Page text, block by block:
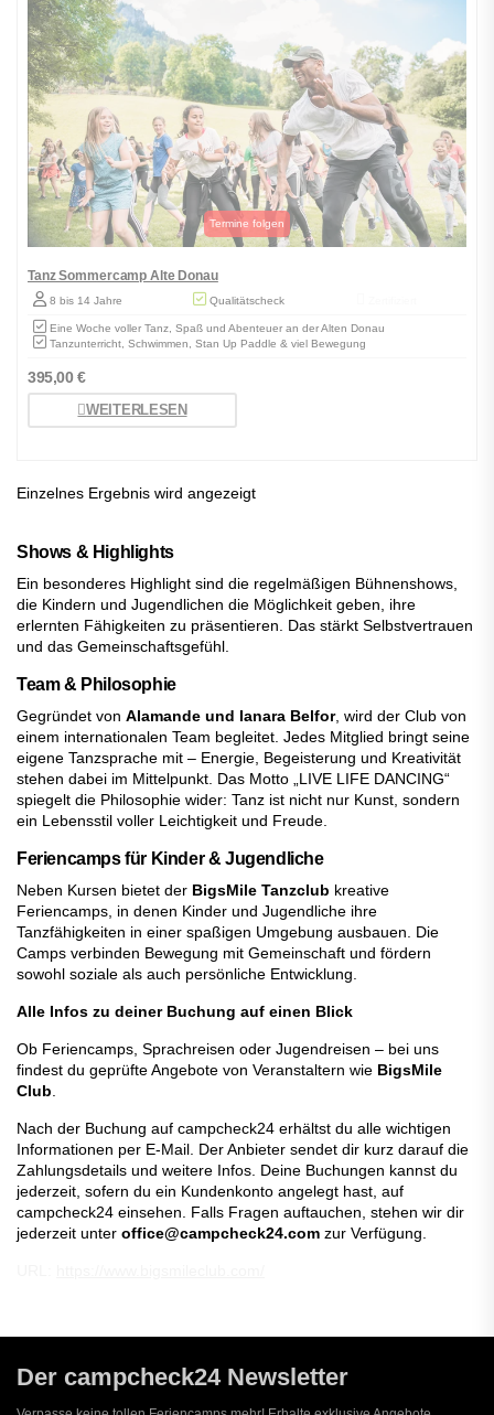
Tanz Sommercamp Alte Donau
8 bis 14 Jahre Qualitätscheck
Eine Woche voller Tanz, Spaß und Abenteuer an der Alten Donau
Tanzunterricht, Schwimmen, Stan Up Paddle & viel Bewegung
395,00€
WEITERLESEN
Einzelnes Ergebnis wird angezeigt
Shows & Highlights
Ein besonderes Highlight sind die regelmäßigen Bühnenshows,
die Kindern und Jugendlichen die Möglichkeit geben, ihre
erlernten Fähigkeiten zu präsentieren. Das stärkt Selbstvertrauen
und das Gemeinschaftsgefühl.
Team & Philosophie
Gegründet von Alamande und Ianara Belfor, wird der Club von
einem internationalen Team begleitet. Jedes Mitglied bringt seine
eigene Tanzsprache mit – Energie, Begeisterung und Kreativität
stehen dabei im Mittelpunkt. Das Motto „LIVE LIFE DANCING“
spiegelt die Philosophie wider: Tanz ist nicht nur Kunst, sondern
ein Lebensstil voller Leichtigkeit und Freude.
Feriencamps für Kinder & Jugendliche
Neben Kursen bietet der BigsMile Tanzclub kreative
Feriencamps, in denen Kinder und Jugendliche ihre
Tanzfähigkeiten in einer spaßigen Umgebung ausbauen. Die
Camps verbinden Bewegung mit Gemeinschaft und fördern
sowohl soziale als auch persönliche Entwicklung.
Alle Infos zu deiner Buchung auf einen Blick
Ob Feriencamps, Sprachreisen oder Jugendreisen – bei uns
findest du geprüfte Angebote von Veranstaltern wie BigsMile
Club
Nach der Buchung auf campcheck24 erhältst du alle wichtigen
Informationen per E-Mail. Der Anbieter sendet dir kurz darauf die
Zahlungsdetails und weitere Infos. Deine Buchungen kannst du
jederzeit, sofern du ein Kundenkonto angelegt hast, auf
campcheck24 einsehen. Falls Fragen auftauchen, stehen wir dir
jederzeit unter office@campcheck24.com zur Verfügung.
Der campcheck24 Newsletter